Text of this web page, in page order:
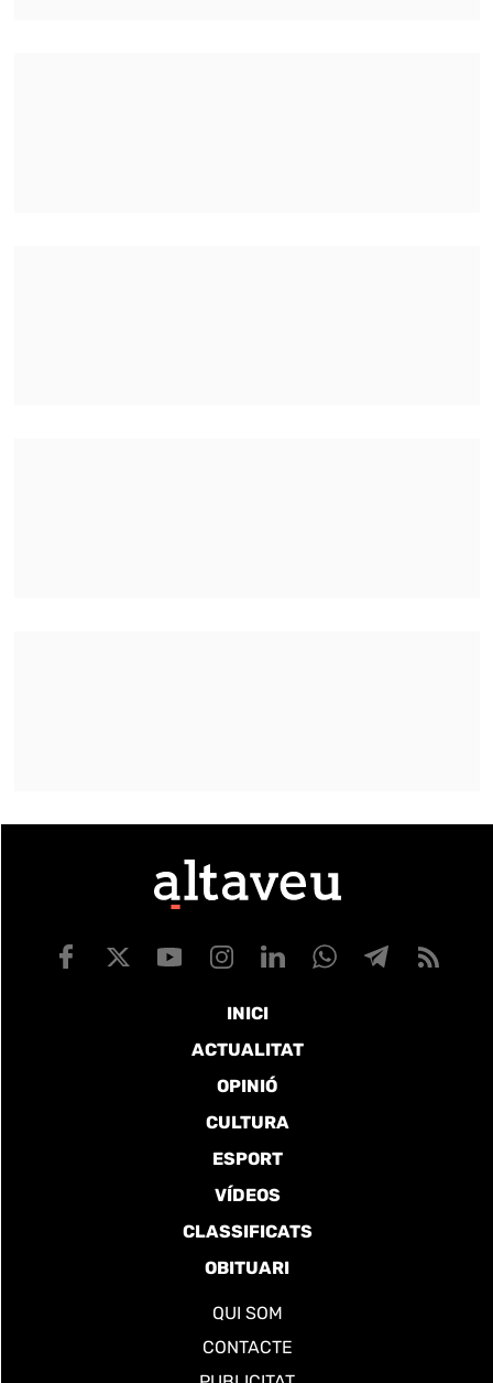
INICI
ACTUALITAT
OPINIÓ
CULTURA
ESPORT
VÍDEOS
CLASSIFICATS
OBITUARI
QUI SOM
CONTACTE